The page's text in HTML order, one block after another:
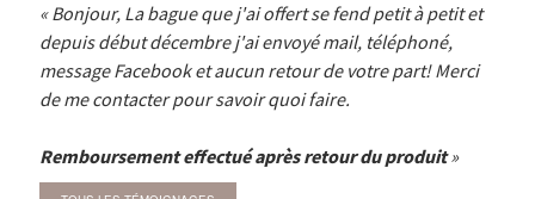
Bonjour, La bague que j'ai offert se fend petit à petit et
depuis début décembre j'ai envoyé mail, téléphoné,
message Facebook et aucun retour de votre part! Merci
de me contacter pour savoir quoi faire.
Remboursement effectué après retour du produit